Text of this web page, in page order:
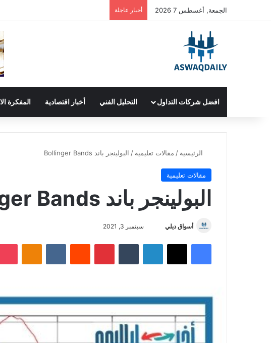
الجمعة, أغسطس 7 2026 أخبار عاجلة
افضل شركات التداول التحليل الفني أخبار اقتصادية المفكرة
الرئيسية / مقالات تعليمية / البولينجر باند Bollinger Bands
مقالات تعليمية
البولينجر باند Bollinger Bands
أسواق ديلي
ل
ي
ا
إ
سبتمبر 3, 2021
فيسبوك لينكدإن بينتيريست